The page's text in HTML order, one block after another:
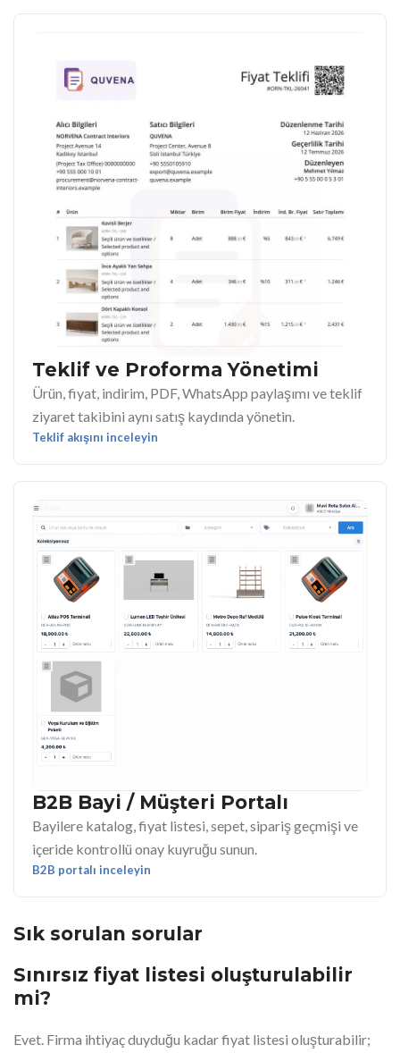
Teklif ve Proforma Yönetimi
Ürün, fiyat, indirim, PDF, WhatsApp paylaşımı ve teklif
ziyaret takibini aynı satış kaydında yönetin.
Teklif akışını inceleyin
B2B Bayi / Müşteri Portalı
Bayilere katalog, fiyat listesi, sepet, sipariş geçmişi ve
içeride kontrollü onay kuyruğu sunun.
B2B portalı inceleyin
Sık sorulan sorular
Sınırsız fiyat listesi oluşturulabilir
mi?
Evet. Firma ihtiyaç duyduğu kadar fiyat listesi oluşturabilir;